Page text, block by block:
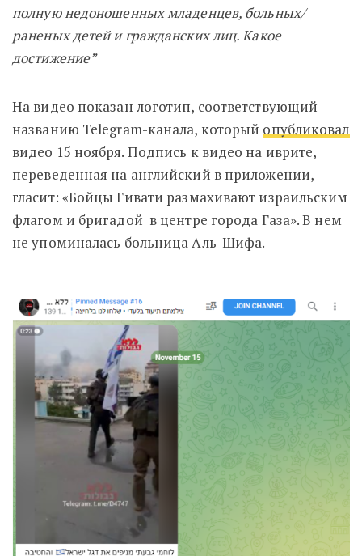
полную недоношенных младенцев, больных/
раненых детей и гражданских лиц. Какое
достижение”
На видео показан логотип, соответствующий
названию Telegram-канала, который опубликовал
видео 15 ноября. Подпись к видео на иврите,
переведенная на английский в приложении,
гласит: «Бойцы Гивати размахивают израильским
флагом и бригадой в центре города Газа». В нем
не упоминалась больница Аль-Шифа.